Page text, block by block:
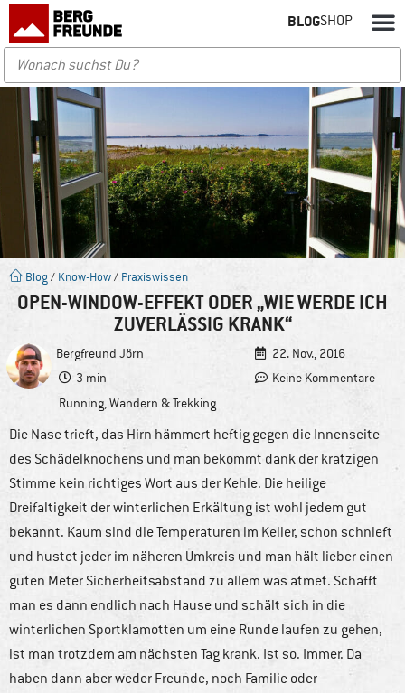
BLOGSHOP
Blog / Know-How/ Praxiswissen
OPEN-WINDOW-EFFEKT ODER „WIE WERDE ICH
ZUVERLÄSSIG KRANK“
Bergfreund Jörn
22. Nov., 2016
3 min
Keine Kommentare
Running,Wandern & Trekking
Die Nase trieft, das Hirn hämmert heftig gegen die Innenseite
des Schädelknochens und man bekommt dank der kratzigen
Stimme kein richtiges Wort aus der Kehle. Die heilige
Dreifaltigkeit der winterlichen Erkältung ist wohl jedem gut
bekannt. Kaum sind die Temperaturen im Keller, schon schnieft
und hustet jeder im näheren Umkreis und man hält lieber einen
guten Meter Sicherheitsabstand zu allem was atmet. Schafft
man es dann endlich nach Hause und schält sich in die
winterlichen Sportklamotten um eine Runde laufen zu gehen,
ist man trotzdem am nächsten Tag krank. Ist so. Immer. Da
haben dann aber weder Freunde, noch Familie oder